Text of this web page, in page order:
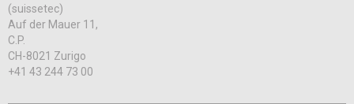
(suissetec)
Auf der Mauer 11,
C.P.
CH-8021 Zurigo
+41 43 244 73 00